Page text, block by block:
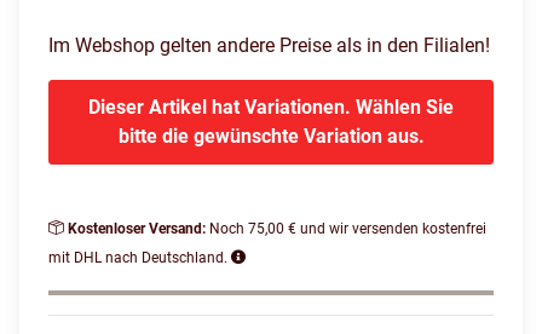
Im Webshop gelten andere Preise als in den Filialen!
Dieser Artikel hat Variationen. Wählen Sie
bitte die gewünschte Variation aus.
Kostenloser Versand: Noch 75,00 € und wir versenden kostenfrei
mit DHL nach Deutschland.